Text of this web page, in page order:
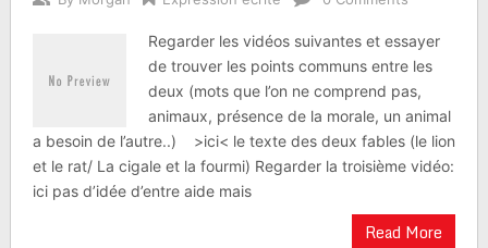
Regarder les vidéos suivantes et essayer
de trouver les points communs entre les
deux (mots que l’on ne comprend pas,
animaux, présence de la morale, un animal
a besoin de l’autre..) >ici< le texte des deux fables (le lion
et le rat/ La cigale et la fourmi) Regarder la troisième vidéo:
ici pas d’idée d’entre aide mais
Read More